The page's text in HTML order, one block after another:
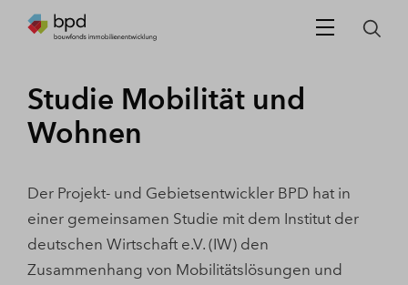
Studie Mobilität und
Wohnen
Der Projekt- und Gebietsentwickler BPD hat in
einer gemeinsamen Studie mit dem Institut der
deutschen Wirtschaft e.V. (IW) den
Zusammenhang von Mobilitätslösungen und